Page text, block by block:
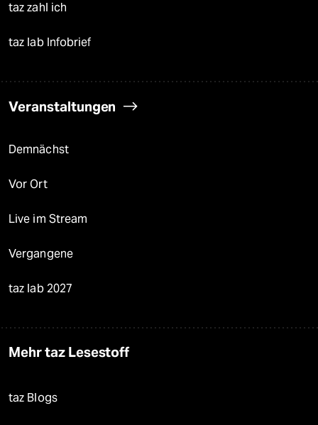
taz zahl ich
taz lab Infobrief
Veranstaltungen
Demnächst
Vor Ort
Live im Stream
Vergangene
taz lab 2027
Mehr taz Lesestoff
taz Blogs